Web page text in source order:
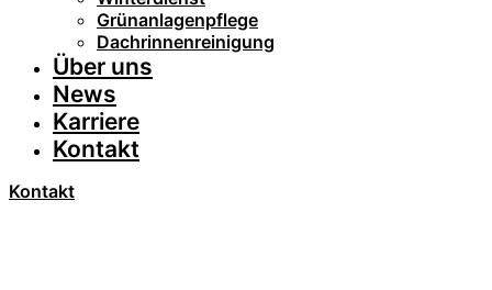
Grünanlagenpflege
Dachrinnenreinigung
Über uns
News
Karriere
Kontakt
Kontakt